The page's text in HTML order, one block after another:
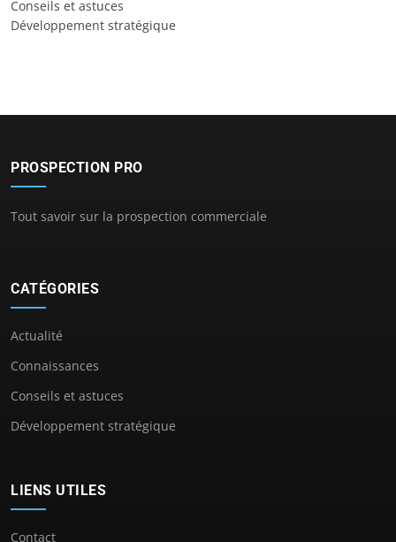
Conseils et astuces
Développement stratégique
PROSPECTION PRO
Tout savoir sur la prospection commerciale
CATÉGORIES
Actualité
Connaissances
Conseils et astuces
Développement stratégique
LIENS UTILES
Contact